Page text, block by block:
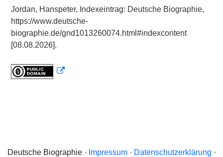
Jordan, Hanspeter, Indexeintrag: Deutsche Biographie,
https://www.deutsche-
biographie.de/gnd1013260074.html#indexcontent
[08.08.2026].
Deutsche Biographie · Impressum· Datenschutzerklärung ·